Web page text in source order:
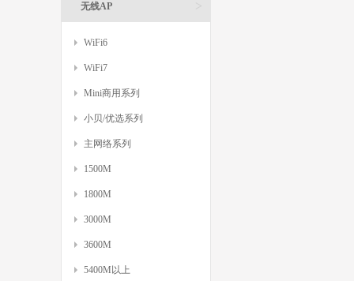
无线AP
WiFi6
WiFi7
Mini商用系列
小贝/优选系列
主网络系列
1500M
1800M
3000M
3600M
5400M以上